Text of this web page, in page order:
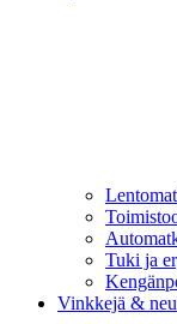
Tuki ja
Vinkkejä &